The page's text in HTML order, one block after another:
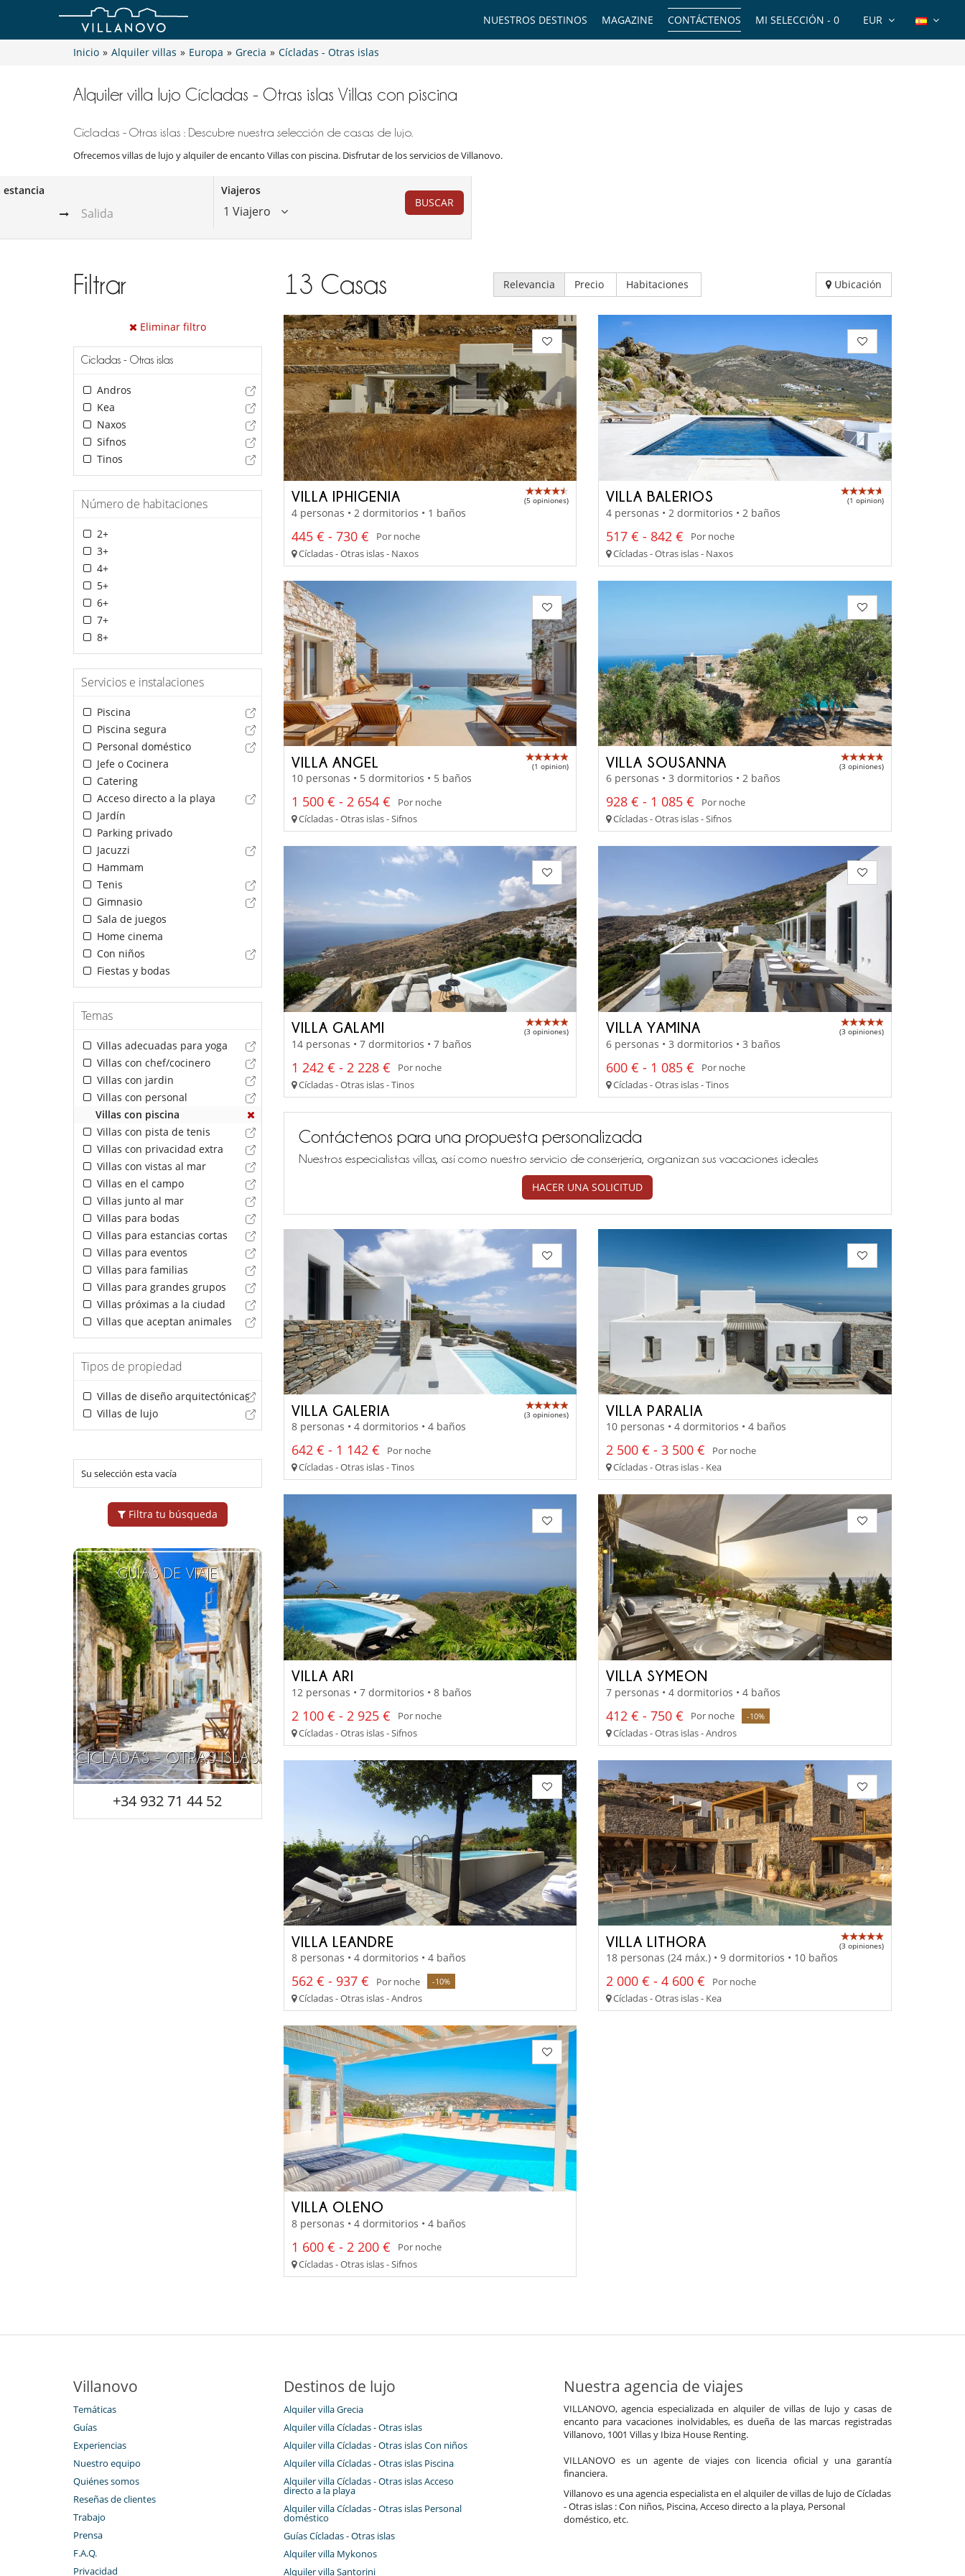
EUR
MI SELECCIÓN - 0
CONTÁCTENOS
MAGAZINE
NUESTROS DESTINOS
Inicio » Alquiler villas » Europa » Grecia » Cícladas - Otras islas
Alquiler villa lujo Cícladas - Otras islas Villas con piscina
Cícladas - Otras islas : Descubre nuestra selección de casas de lujo.
Ofrecemos villas de lujo y alquiler de encanto Villas con piscina. Disfrutar de los servicios de Villanovo.
estancia Viajeros
1 Viajero
BUSCAR
Filtrar
Eliminar filtro
Cícladas - Otras islas
Andros
Kea
Naxos
Sifnos
Tinos
Número de habitaciones
2+
3+
4+
5+
6+
7+
8+
Servicios e instalaciones
Piscina
Piscina segura
Personal doméstico
Jefe o Cocinera
Catering
Acceso directo a la playa
Jardín
Parking privado
Jacuzzi
Hammam
Tenis
Gimnasio
Sala de juegos
Home cinema
Con niños
Fiestas y bodas
Temas
Villas adecuadas para yoga
Villas con chef/cocinero
Villas con jardin
Villas con personal
Villas con piscina
Villas con pista de tenis
Villas con privacidad extra
Villas con vistas al mar
Villas en el campo
Villas junto al mar
Villas para bodas
Villas para estancias cortas
Villas para eventos
Villas para familias
Villas para grandes grupos
Villas próximas a la ciudad
Villas que aceptan animales
Tipos de propiedad
Villas de diseño arquitectónicas
Villas de lujo
Su selección esta vacía
Filtra tu búsqueda
GUÍAS DE VIAJE
CÍCLADAS - OTRAS ISLAS
+34 932 71 44 52
13 Casas Relevancia Precio Habitaciones Ubicación
VILLA IPHIGENIA (5 opiniones)
4 personas • 2 dormitorios • 1 baños
445 € - 730 €
Por noche
Cícladas - Otras islas - Naxos
VILLA BALERIOS (1 opinion)
4 personas • 2 dormitorios • 2 baños
517 € - 842 €
Por noche
Cícladas - Otras islas - Naxos
VILLA ANGEL (1 opinion)
10 personas • 5 dormitorios • 5 baños
1 500 € - 2 654 €
Por noche
Cícladas - Otras islas - Sifnos
VILLA SOUSANNA (3 opiniones)
6 personas • 3 dormitorios • 2 baños
928 € - 1 085 €
Por noche
Cícladas - Otras islas - Sifnos
VILLA GALAMI (3 opiniones)
14 personas • 7 dormitorios • 7 baños
1 242 € - 2 228 €
Por noche
Cícladas - Otras islas - Tinos
VILLA YAMINA (3 opiniones)
6 personas • 3 dormitorios • 3 baños
600 € - 1 085 €
Por noche
Cícladas - Otras islas - Tinos
Contáctenos para una propuesta personalizada
Nuestros especialistas villas, así como nuestro servicio de conserjería, organizan sus vacaciones ideales
HACER UNA SOLICITUD
VILLA GALERIA (3 opiniones)
8 personas • 4 dormitorios • 4 baños
642 € - 1 142 €
Por noche
Cícladas - Otras islas - Tinos
VILLA PARALIA
10 personas • 4 dormitorios • 4 baños
2 500 € - 3 500 €
Por noche
Cícladas - Otras islas - Kea
VILLA ARI
12 personas • 7 dormitorios • 8 baños
2 100 € - 2 925 €
Por noche
Cícladas - Otras islas - Sifnos
VILLA SYMEON
7 personas • 4 dormitorios • 4 baños
412 € - 750 € Por noche -10%
Cícladas - Otras islas - Andros
VILLA LEANDRE
8 personas • 4 dormitorios • 4 baños
562 € - 937 € Por noche -10%
Cícladas - Otras islas - Andros
VILLA LITHORA (3 opiniones)
18 personas (24 máx.) • 9 dormitorios • 10 baños
2 000 € - 4 600 €
Por noche
Cícladas - Otras islas - Kea
VILLA OLENO
8 personas • 4 dormitorios • 4 baños
1 600 € - 2 200 €
Por noche
Cícladas - Otras islas - Sifnos
Villanovo
Temáticas
Guías
Experiencias
Nuestro equipo
Quiénes somos
Reseñas de clientes
Trabajo
Prensa
F.A.Q.
Privacidad
Destinos de lujo
Alquiler villa Grecia
Alquiler villa Cícladas - Otras islas
Alquiler villa Cícladas - Otras islas Con niños
Alquiler villa Cícladas - Otras islas Piscina
Alquiler villa Cícladas - Otras islas Acceso
directo a la playa
Alquiler villa Cícladas - Otras islas Personal
doméstico
Guías Cícladas - Otras islas
Alquiler villa Mykonos
Alquiler villa Santorini
Nuestra agencia de viajes
VILLANOVO, agencia especializada en alquiler de villas de lujo y casas de
encanto para vacaciones inolvidables, es dueña de las marcas registradas
Villanovo, 1001 Villas y Ibiza House Renting.
VILLANOVO es un agente de viajes con licencia oficial y una garantía
financiera.
Villanovo es una agencia especialista en el alquiler de villas de lujo de Cícladas
- Otras islas : Con niños, Piscina, Acceso directo a la playa, Personal
doméstico, etc.